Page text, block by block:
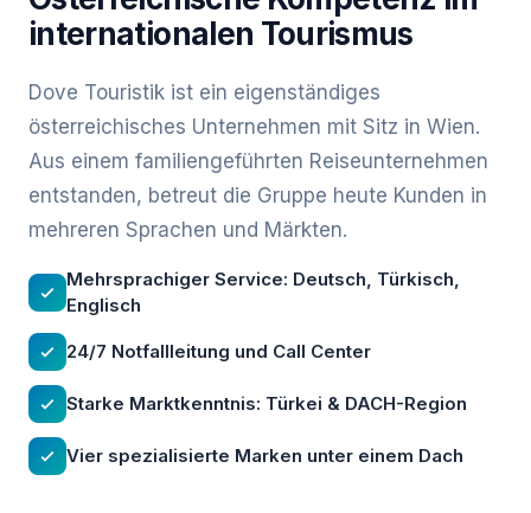
internationalen Tourismus
Dove Touristik ist ein eigenständiges
österreichisches Unternehmen mit Sitz in Wien.
Aus einem familiengeführten Reiseunternehmen
entstanden, betreut die Gruppe heute Kunden in
mehreren Sprachen und Märkten.
Mehrsprachiger Service: Deutsch, Türkisch,
Englisch
24/7 Notfallleitung und Call Center
Starke Marktkenntnis: Türkei & DACH-Region
Vier spezialisierte Marken unter einem Dach